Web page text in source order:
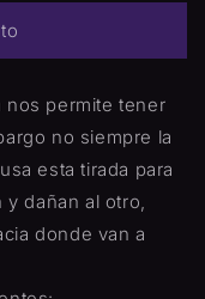
nos permite tener
no siempre la
esta tirada para
dañan al otro,
donde van a